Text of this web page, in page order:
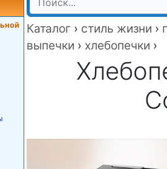
Каталог › стиль жизни ›
выпечки › хлебопечки ›